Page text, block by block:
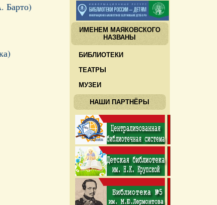
Барто)
ИМЕНЕМ МАЯКОВСКОГО
НАЗВАНЫ
БИБЛИОТЕКИ
ТЕАТРЫ
МУЗЕИ
НАШИ ПАРТНЁРЫ